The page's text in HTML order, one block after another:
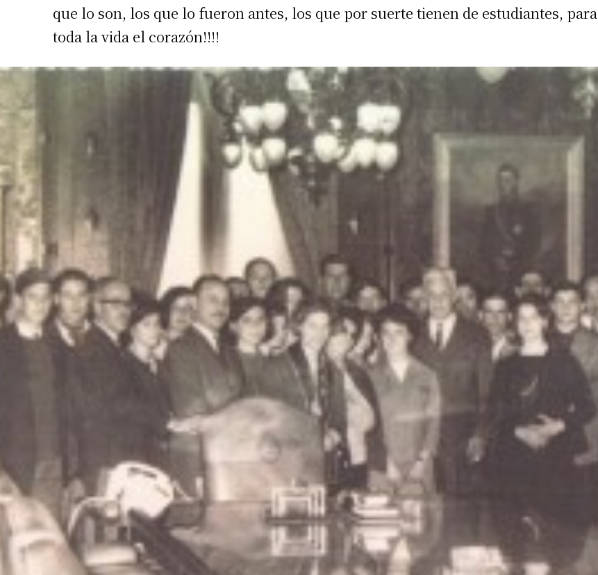
que lo son, los que lo fueron antes, los que por suerte tienen de estudiantes, para
toda la vida el corazón!!!!